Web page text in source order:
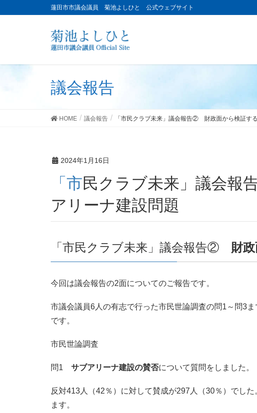
蓮田市市議会議員 菊池よしひと 公式ウェブサイト
議会報告
HOME 議会報告 「市民クラブ未来」議会報告② 財政面から検証す
2024年1月16日
「市民クラブ未来」議会報告② 財政面から検証するサブ
アリーナ建設問題
「市民クラブ未来」議会報告② 財
今回は議会報告の2面についてのご報告です。
市議会議員6人の有志で行った市民世論調査の問1～問3
です。
市民世論調査
問1 サブアリーナ建設の賛否について質問をしました。
反対413人（42％）に対して賛成が297人（30％）でし
ます。